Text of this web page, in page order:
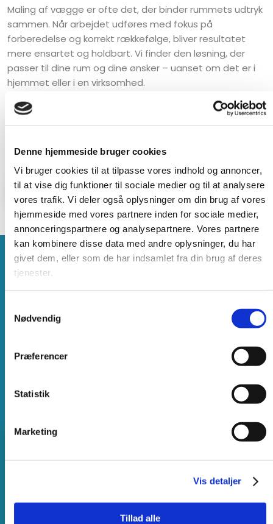
Denne hjemmeside bruger cookies
Vi bruger cookies til at tilpasse vores indhold og annoncer,
til at vise dig funktioner til sociale medier og til at analysere
vores trafik. Vi deler også oplysninger om din brug af vores
hjemmeside med vores partnere inden for sociale medier,
annonceringspartnere og analysepartnere. Vores partnere
kan kombinere disse data med andre oplysninger, du har
givet dem, eller som de har indsamlet fra din brug af deres
tjenester.
Nødvendig
Præferencer
Statistik
Marketing
Vis detaljer
Tillad alle
Maling af vægge er ofte det, der binder rummets udtryk
sammen. Når arbejdet udføres med fokus på
forberedelse og korrekt rækkefølge, bliver resultatet
mere ensartet og holdbart. Vi finder den løsning, der
passer til dine rum og dine ønsker – uanset om det er i
hjemmet eller i en virksomhed.
Ring på
kontakt@syddanskmalerfirma.dk, hvis du vil drøfte en
planlagt ud fra dine behov.
KONTAKT OS I DAG
Her kan du se vores proces
struktureret
​og professionel arbejdsproces, ​der sikrer en fejlfri og
01.
​Vi mødes med dig for at snakke om malerarbejdet,
dine malerønsker, besigtige området og give